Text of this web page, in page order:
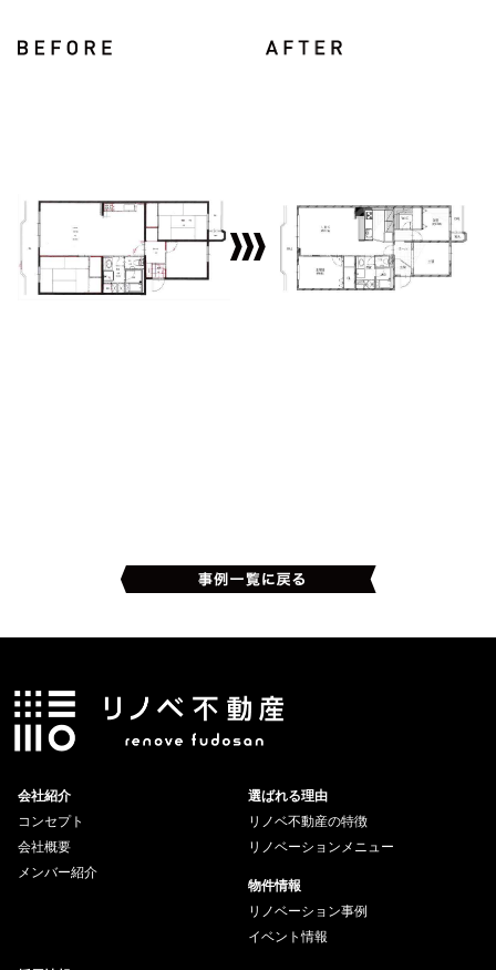
会社紹介
コンセプト
会社概要
メンバー紹介
選ばれる理由
リノベ不動産の特徴
リノベーションメニュー
物件情報
リノベーション事例
イベント情報